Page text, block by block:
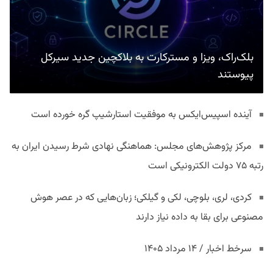
بلک‌راک، ویزا و مسترکارت به بلاکچین جدید سیرکل
پیوستند
آینده اسپیس‌ایکس به موفقیت استارشیپ گره خورده است
مرکز پژوهش‌های مجلس: هماهنگی نهادی شرط رسیدن ایران به
رتبه ۷۵ دولت الکترونیکی است
کردی، لری، بلوچی، لکی و گیلکی؛ زبان‌هایی که در عصر هوش
مصنوعی برای بقا به داده نیاز دارند
سرخط اخبار / ۱۴ مرداد ۱۴۰۵